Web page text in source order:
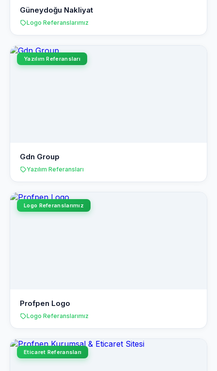
Güneydoğu Nakliyat
Logo Referanslarımız
Yazılım Referansları
Gdn Group
Yazılım Referansları
Logo Referanslarımız
Profpen Logo
Logo Referanslarımız
Eticaret Referansları